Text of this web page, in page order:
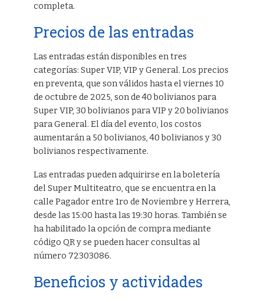
completa.
Precios de las entradas
Las entradas están disponibles en tres
categorías: Super VIP, VIP y General. Los precios
en preventa, que son válidos hasta el viernes 10
de octubre de 2025, son de 40 bolivianos para
Super VIP, 30 bolivianos para VIP y 20 bolivianos
para General. El día del evento, los costos
aumentarán a 50 bolivianos, 40 bolivianos y 30
bolivianos respectivamente.
Las entradas pueden adquirirse en la boletería
del Super Multiteatro, que se encuentra en la
calle Pagador entre 1ro de Noviembre y Herrera,
desde las 15:00 hasta las 19:30 horas. También se
ha habilitado la opción de compra mediante
código QR y se pueden hacer consultas al
número 72303086.
Beneficios y actividades